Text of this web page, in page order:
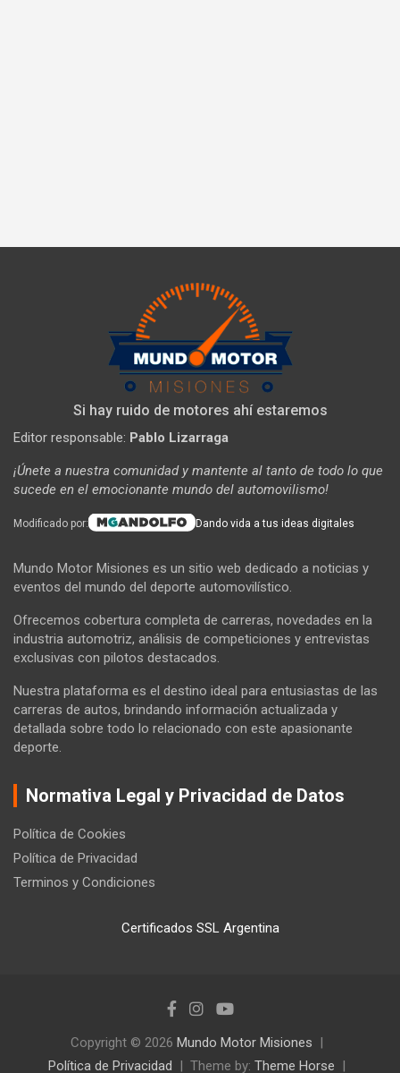
Si hay ruido de motores ahí estaremos
Editor responsable: Pablo Lizarraga
¡Únete a nuestra comunidad y mantente al tanto de todo lo que
sucede en el emocionante mundo del automovilismo!
Modificado por: Dando vida a tus ideas digitales
Mundo Motor Misiones es un sitio web dedicado a noticias y
eventos del mundo del deporte automovilístico.
Ofrecemos cobertura completa de carreras, novedades en la
industria automotriz, análisis de competiciones y entrevistas
exclusivas con pilotos destacados.
Nuestra plataforma es el destino ideal para entusiastas de las
carreras de autos, brindando información actualizada y
detallada sobre todo lo relacionado con este apasionante
deporte.
Normativa Legal y Privacidad de Datos
Política de Cookies
Política de Privacidad
Terminos y Condiciones
Certificados SSL Argentina
Copyright © 2026 Mundo Motor Misiones
Política de Privacidad
Theme by: Theme Horse